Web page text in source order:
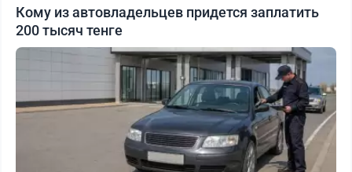
Кому из автовладельцев придется заплатить
200 тысяч тенге